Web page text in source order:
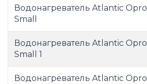
Водонагреватель Atlantic Opro
Small
Водонагреватель Atlantic Opro
Small 1
Водонагреватель Atlantic Opro